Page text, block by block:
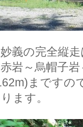
義の完全縦
赤岩～烏帽子
まですの
ます。